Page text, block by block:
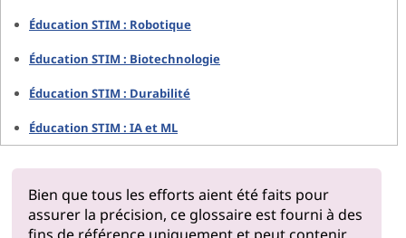
Éducation STIM : Robotique
Éducation STIM : Biotechnologie
Éducation STIM : Durabilité
Éducation STIM : IA et ML
Bien que tous les efforts aient été faits pour
assurer la précision, ce glossaire est fourni à des